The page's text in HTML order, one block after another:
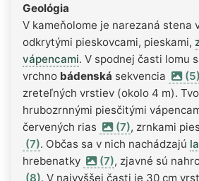
Geológia
V kameňolome je narezaná stena
odkrytými pieskovcami, pieskami,
vápencami. V spodnej časti lomu
vrchno bádenská sekvencia (5)
zreteľných vrstiev (okolo 4 m).
hrubozrnnými piesčitými
červených rias
(7), zrnkami
(7). Občas sa v nich nachádzajú
hrebenatky
(7), zjavné sú
(8). V najvyššej časti je 30 cm